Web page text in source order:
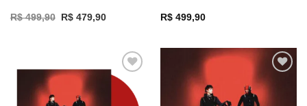
R$499,90
Original
R$479,90Current
R$499,90
Adicionar
a lista de
desejos
Adicionar
a lista de
desejos